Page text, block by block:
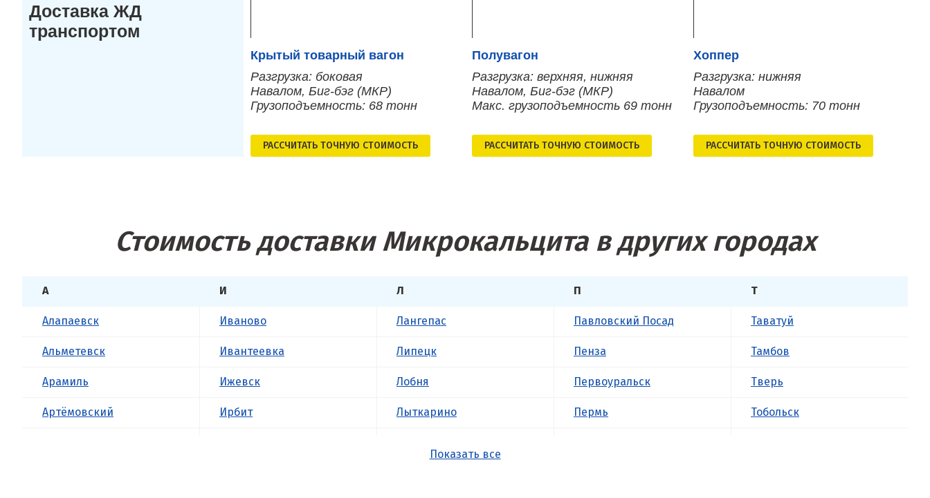
Доставка ЖД
транспортом
Крытый товарный вагон
Разгрузка: боковая
Навалом, Биг-бэг (МКР)
Грузоподъемность: 68 тонн
РАСCЧИТАТЬ ТОЧНУЮ СТОИМОСТЬ
Полувагон
Разгрузка: верхняя, нижняя
Навалом, Биг-бэг (МКР)
Макс. грузоподъемность 69 тонн
РАСCЧИТАТЬ ТОЧНУЮ СТОИМОСТЬ
Хоппер
Разгрузка: нижняя
Навалом
Грузоподъемность: 70 тонн
РАСCЧИТАТЬ ТОЧНУЮ СТОИМОСТЬ
Стоимость доставки Микрокальцита в других городах
А
Алапаевск
Альметевск
Арамиль
Артёмовский
И
Иваново
Ивантеевка
Ижевск
Ирбит
Л
Лангепас
Липецк
Лобня
Лыткарино
П
Павловский Посад
Пенза
Первоуральск
Пермь
Т
Таватуй
Тамбов
Тверь
Тобольск
Показать все